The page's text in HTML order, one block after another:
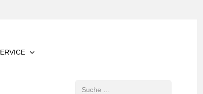
Suchen